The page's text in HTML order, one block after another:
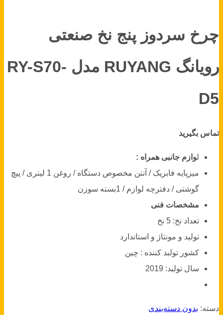
چرخ سردوز پنج نخ صنعتی
رویانگ RUYANG مدل RY-S70-
D5
تماس بگیرید
لوازم جانبی همراه :
میزپایه فابریک / آنتن مخصوص دستگاه / روغن 1 لیتری / پیچ
گوشتی / دفترچه لوازم / 1بسته سوزن
مشخصات فنی
تعداد نخ: 5 نخ
تولید و مونتاژ و استاندارد
کشور تولبد کننده : چین
سال تولید: 2019
دسته: بدون دسته‌بندی